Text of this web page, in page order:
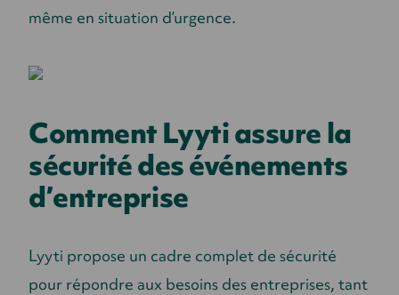
même en situation d’urgence.
Comment Lyyti assure la
sécurité des événements
d’entreprise
Lyyti propose un cadre complet de sécurité
pour répondre aux besoins des entreprises, tant